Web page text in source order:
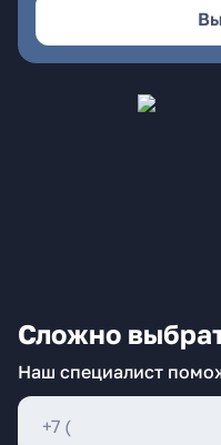
Сложно
Наш специалист